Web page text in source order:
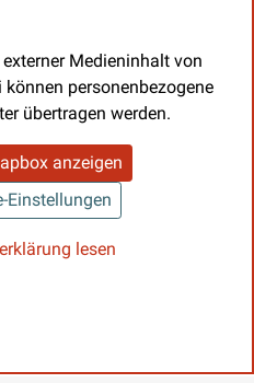
Medieninhalt von
personenbezogene
übertragen werden.
anzeigen
Einstellungen
lesen